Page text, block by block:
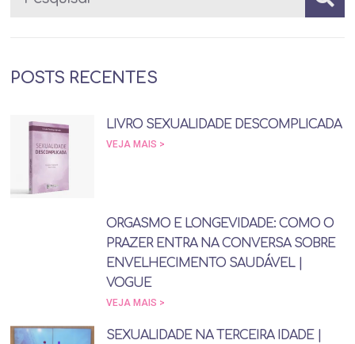
POSTS RECENTES
LIVRO SEXUALIDADE DESCOMPLICADA
VEJA MAIS >
ORGASMO E LONGEVIDADE: COMO O
PRAZER ENTRA NA CONVERSA SOBRE
ENVELHECIMENTO SAUDÁVEL |
VOGUE
VEJA MAIS >
SEXUALIDADE NA TERCEIRA IDADE |